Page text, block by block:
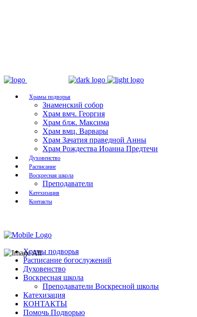
Храмы подворья
Знаменский собор
Храм вмч. Георгия
Храм блж. Максима
Храм вмц. Варвары
Храм Зачатия праведной Анны
Храм Рождества Иоанна Предтечи
Духовенство
Расписание
Воскресная школа
Преподаватели
Катехизация
Контакты
Храмы подворья
Расписание богослужений
Духовенство
Воскресная школа
Преподаватели Воскресной школы
Катехизация
КОНТАКТЫ
Помочь Подворью